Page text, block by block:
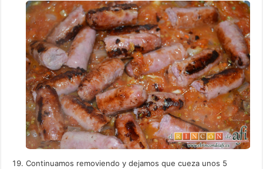
Continuamos removiendo y dejamos que cueza unos 5